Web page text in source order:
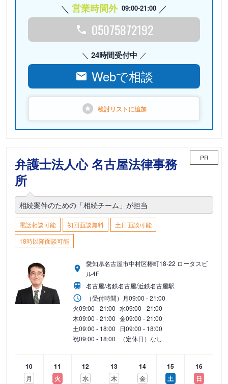
営業時間外 09:00-21:00
05075872192
24時間受付中
Webで相談
検討リストに追加
弁護士法人心 名古屋法律事務
所
PR
相続案件のための「相続チーム」が担当
電話相談可能 初回面談無料
土日面談可能
18時以降面談可能
愛知県名古屋市中村区椿町18-22 ロータスビ
ル4F
名古屋/名鉄名古屋/近鉄名古屋駅
（受付時間） 月09:00 - 21:00
火09:00 - 21:00 水09:00 - 21:00
木09:00 - 21:00 金09:00 - 21:00
土09:00 - 18:00 日09:00 - 18:00
祝09:00 - 18:00 （定休日）なし
10
月
11
火
12
水
13
木
14
金
15
土
16
日